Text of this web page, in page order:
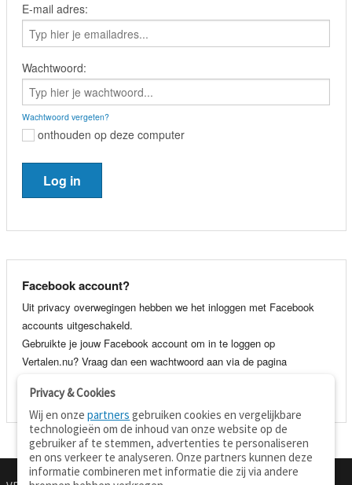
E-mail adres:
Wachtwoord:
Wachtwoord vergeten?
onthouden op deze computer
Facebook account?
Uit privacy overwegingen hebben we het inloggen met Facebook
accounts uitgeschakeld.
Gebruikte je jouw Facebook account om in te loggen op
Vertalen.nu? Vraag dan een wachtwoord aan via de pagina
je e-mail adres en wachtwoord.
Privacy & Cookies
Wij en onzepartners gebruiken cookies en vergelijkbare
technologieën om de inhoud van onze website op de
gebruiker af te stemmen, advertenties te personaliseren
en ons verkeer te analyseren. Onze partners kunnen deze
informatie combineren met informatie die zij via andere